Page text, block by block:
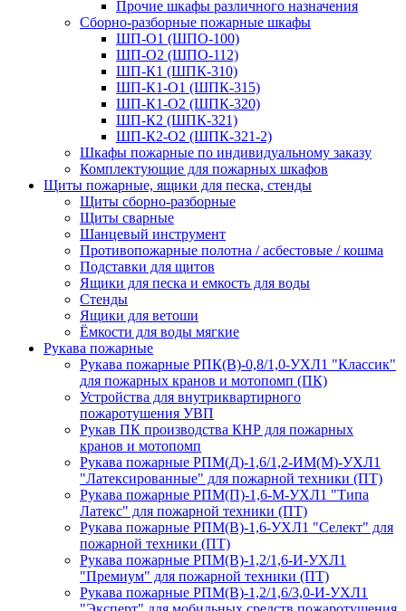
Прочие шкафы различного назначения
Сборно-разборные пожарные шкафы
ШП-О1 (ШПО-100)
ШП-О2 (ШПО-112)
ШП-К1 (ШПК-310)
ШП-К1-О1 (ШПК-315)
ШП-К1-О2 (ШПК-320)
ШП-К2 (ШПК-321)
ШП-К2-О2 (ШПК-321-2)
Шкафы пожарные по индивидуальному заказу
Комплектующие для пожарных шкафов
Щиты пожарные, ящики для песка, стенды
Щиты сборно-разборные
Щиты сварные
Шанцевый инструмент
Противопожарные полотна / асбестовые / кошма
Подставки для щитов
Ящики для песка и емкость для воды
Стенды
Ящики для ветоши
Ёмкости для воды мягкие
Рукава пожарные
Рукава пожарные РПК(В)-0,8/1,0-УХЛ1 "Классик"
для пожарных кранов и мотопомп (ПК)
Устройства для внутриквартирного
пожаротушения УВП
Рукав ПК производства КНР для пожарных
кранов и мотопомп
Рукава пожарные РПМ(Д)-1,6/1,2-ИМ(M)-УХЛ1
"Латексированные" для пожарной техники (ПТ)
Рукава пожарные РПМ(П)-1,6-М-УХЛ1 "Типа
Латекс" для пожарной техники (ПТ)
Рукава пожарные РПМ(В)-1,6-УХЛ1 "Селект" для
пожарной техники (ПТ)
Рукава пожарные РПМ(В)-1,2/1,6-И-УХЛ1
"Премиум" для пожарной техники (ПТ)
Рукава пожарные РПМ(В)-1,2/1,6/3,0-И-УХЛ1